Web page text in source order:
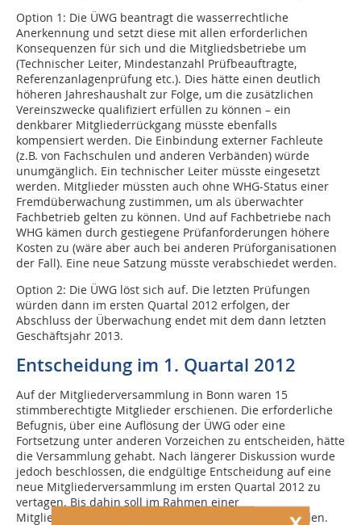
Option 1: Die ÜWG beantragt die wasserrechtliche
Anerkennung und setzt diese mit allen erforderlichen
Konsequenzen für sich und die Mitgliedsbetriebe um
(Technischer Leiter, Mindestanzahl Prüfbeauftragte,
Referenzanlagenprüfung etc.). Dies hätte einen deutlich
höheren Jahreshaushalt zur Folge, um die zusätzlichen
Vereinszwecke qualifiziert erfüllen zu können – ein
denkbarer Mitgliederrückgang müsste ebenfalls
kompensiert werden. Die Einbindung externer Fachleute
(z.B. von Fachschulen und anderen Verbänden) würde
unumgänglich. Ein technischer Leiter müsste eingesetzt
werden. Mitglieder müssten auch ohne WHG-Status einer
Fremd­überwachung zustimmen, um als überwachter
Fachbetrieb gelten zu können. Und auf Fachbetriebe nach
WHG kämen durch gestiegene Prüfanforderungen höhere
Kosten zu (wäre aber auch bei anderen Prüforganisationen
der Fall). Eine neue Satzung müsste verabschiedet werden.
Option 2: Die ÜWG löst sich auf. Die letzten Prüfungen
würden dann im ersten Quartal 2012 erfolgen, der
Abschluss der Überwachung endet mit dem dann letzten
Geschäftsjahr 2013.
Entscheidung im 1. Quartal 2012
Auf der Mitgliederversammlung in Bonn waren 15
stimmberechtigte Mitglieder erschienen. Die erforderliche
Befugnis, über eine Auflösung der ÜWG oder eine
Fortsetzung unter anderen Vorzeichen zu entscheiden, hätte
die Versammlung gehabt. Nach längerer Diskussion wurde
jedoch beschlossen, die endgültige Entscheidung auf eine
neue Mitgliederversammlung im ersten Quartal 2012 zu
vertagen. Bis dahin soll im Rahmen einer
Mitgliederbefragung ein Meinungsbild eingeholt werden.